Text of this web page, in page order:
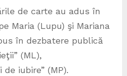
de carte au adus în
Maria (Lupu) şi Mariana
în dezbatere publică
(ML),
iubire” (MP).